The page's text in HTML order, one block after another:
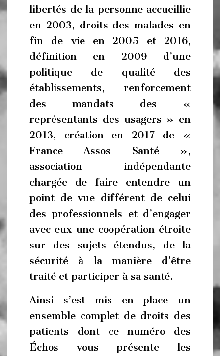
libertés de la personne accueillie
en 2003, droits des malades en
fin de vie en 2005 et 2016,
définition en 2009 d’une
politique de qualité des
établissements, renforcement
des mandats des «
représentants des usagers » en
2013, création en 2017 de «
France Assos Santé »,
association indépendante
chargée de faire entendre un
point de vue différent de celui
des professionnels et d’engager
avec eux une coopération étroite
sur des sujets étendus, de la
sécurité à la manière d’être
traité et participer à sa santé.
Ainsi s’est mis en place un
ensemble complet de droits des
patients dont ce numéro des
Échos vous présente les